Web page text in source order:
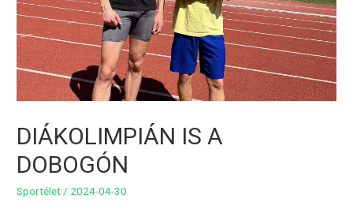
DIÁKOLIMPIÁN IS A
DOBOGÓN
Sportélet / 2024-04-30